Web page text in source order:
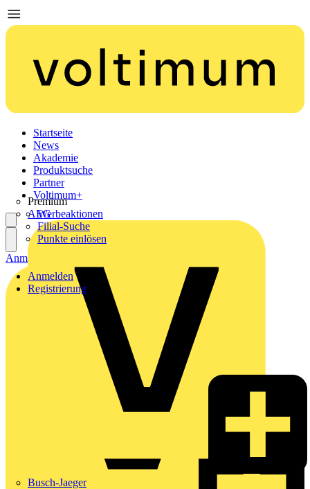
Startseite
News
Akademie
Produktsuche
Partner
Premium
AEG
Busch-Jaeger
Voltimum+
Werbeaktionen
Filial-Suche
Punkte einlösen
Anmelden
Registrierung
Anmelden